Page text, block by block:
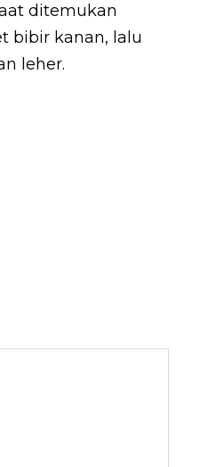
ditemukan
bibir kanan, lalu
leher.